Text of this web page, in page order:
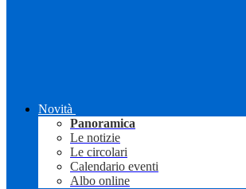
Novità
Panoramica
Le notizie
Le circolari
Calendario eventi
Albo online